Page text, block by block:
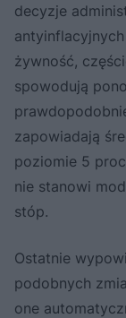
decyzje
żywność,
spowodują
zapowiadają
poziomie 5
nie stanowi
stóp.
Ostatnie
podobnych
one